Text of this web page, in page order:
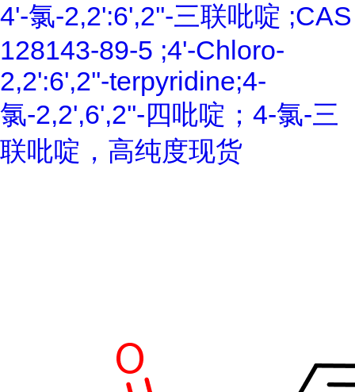
4'-氯-2,2':6',2''-三联吡啶 ;CAS
128143-89-5 ;4'-Chloro-
2,2':6',2''-terpyridine;4-
氯-2,2',6',2''-四吡啶；4-氯-三
联吡啶，高纯度现货